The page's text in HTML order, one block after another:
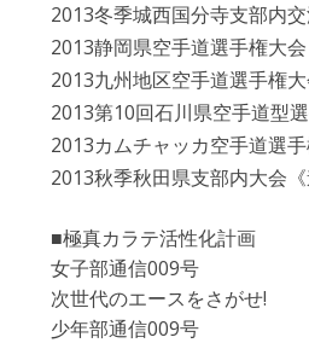
2013冬季城西国分寺支部内
2013静岡県空手道選手権大会
2013九州地区空手道選手権
2013第10回石川県空手道型
2013カムチャッカ空手道選
2013秋季秋田県支部内大会
■極真カラテ活性化計画
女子部通信009号
次世代のエースをさがせ!
少年部通信009号